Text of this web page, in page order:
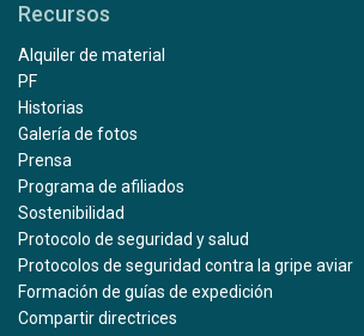
Recursos
Alquiler de material
PF
Historias
Galería de fotos
Prensa
Programa de afiliados
Sostenibilidad
Protocolo de seguridad y salud
Protocolos de seguridad contra la gripe aviar
Formación de guías de expedición
Compartir directrices